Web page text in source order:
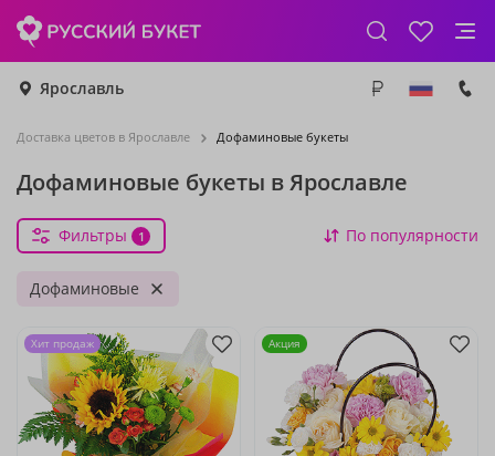
Ярославль
Доставка цветов в Ярославле Дофаминовые букеты
Дофаминовые букеты в Ярославле
Фильтры 1 По популярности
Дофаминовые
Хит продаж Акция